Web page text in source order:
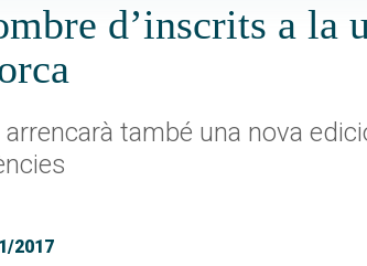
d’inscrits a la
arrencarà també una nova
2017